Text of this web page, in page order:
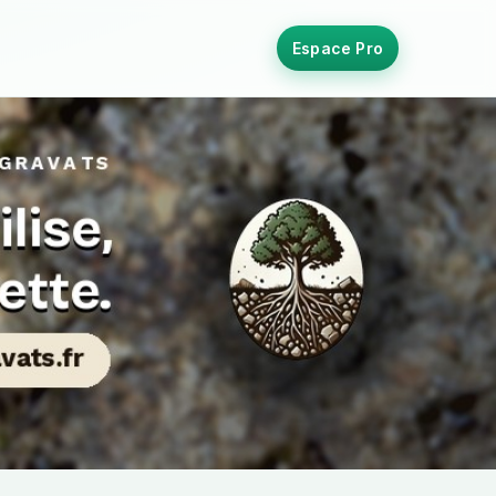
Espace Pro